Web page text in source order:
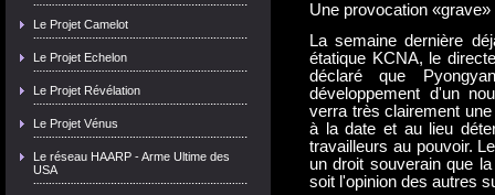
Le Projet Camelot
Le Projet Echelon
Le Projet Révélation
Le Projet Vénus
Le réseau HAARP - Arme Ultime des
USA
Une provocation «grave»
La semaine dernière
étatique KCNA, le
déclaré que
développement d'un
verra très clairement
à la date et au lieu
travailleurs au pouvoir.
un droit souverain que
soit l'opinion des autres